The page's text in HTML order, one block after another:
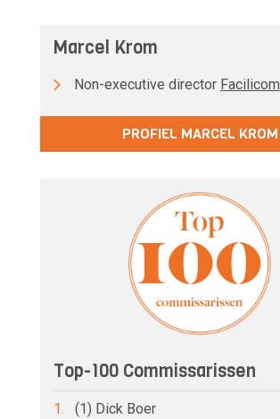
Marcel Krom
Non-executive director Facilicom
PROFIEL MARCEL KROM
Top-100 Commissarissen
1. (1) Dick Boer